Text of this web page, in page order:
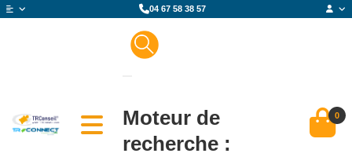
04 67 58 38 57
Moteur de
recherche :
0